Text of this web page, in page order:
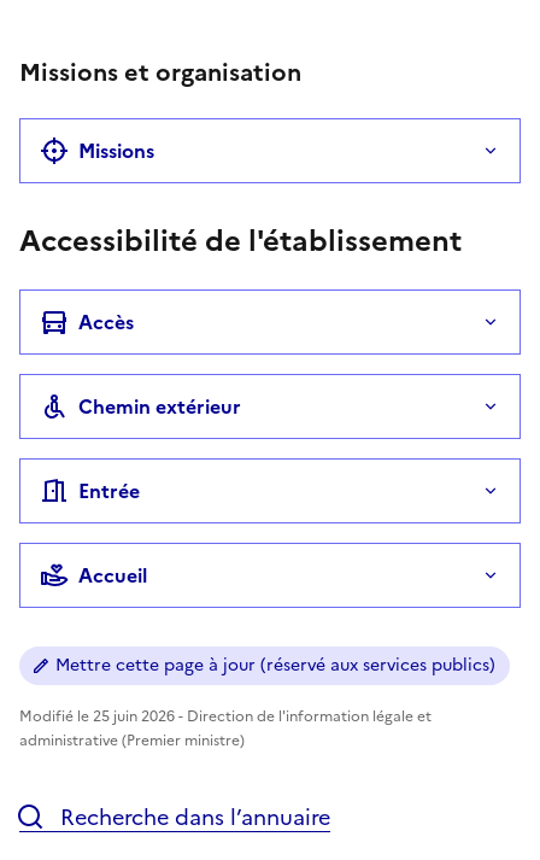
Missions et organisation
Missions
Accessibilité de l'établissement
Accès
Chemin extérieur
Entrée
Accueil
Mettre cette page à jour (réservé aux services publics)
Modifié le 25 juin 2026 - Direction de l'information légale et
administrative (Premier ministre)
Recherche dans l’annuaire